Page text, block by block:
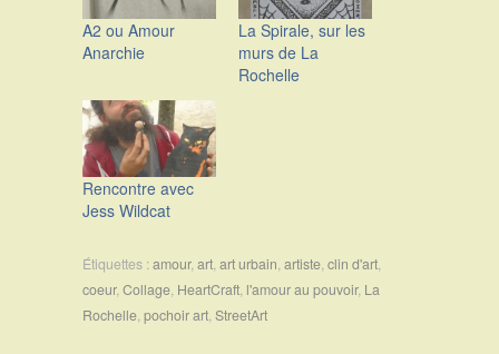
A2 ou Amour
Anarchie
La Spirale, sur les
murs de La
Rochelle
Rencontre avec
Jess Wildcat
Étiquettes :amour,art,art urbain,artiste,clin d'art,
coeur,Collage, HeartCraft, l'amour au pouvoir, La
Rochelle,pochoir art,StreetArt